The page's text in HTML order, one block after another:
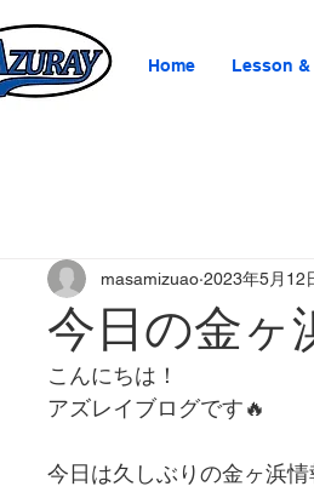
Home Lesson
今日の金ヶ
masamizuao 2023年5月12
こんにちは！
アズレイブログです🔥
今日は久しぶりの金ヶ浜情